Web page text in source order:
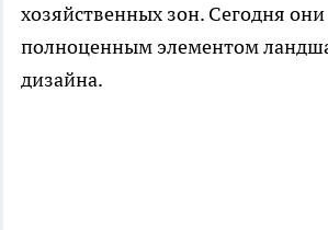
хозяйственных зон. Сегодня они
полноценным элементом
дизайна.